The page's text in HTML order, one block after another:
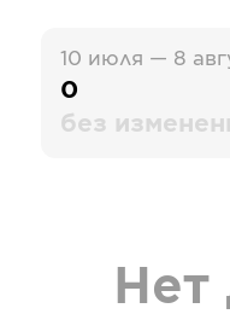
10 июля — 8
0
без